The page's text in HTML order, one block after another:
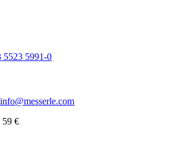
5523 5991-0
info@messerle.com
59 €